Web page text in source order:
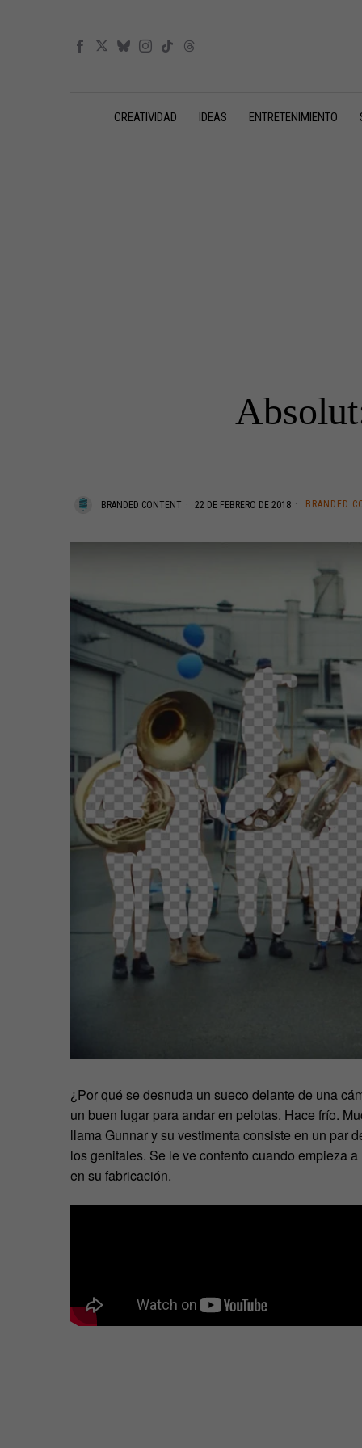
CREATIVIDAD IDEAS ENTRETENIMIENTO
BRANDED CONTENT 22 DE FEBRERO DE 2018 BRANDED
¿Por qué se desnuda un sueco delante de una
un buen lugar para andar en pelotas. Hace frío.
llama Gunnar y su vestimenta consiste en un par
los genitales. Se le ve contento cuando empieza
en su fabricación.